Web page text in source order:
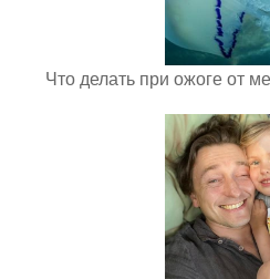
Что делать при ожоге от